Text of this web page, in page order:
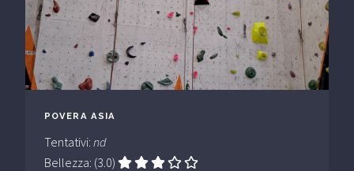
POVERA ASIA
Tentativi: nd
Bellezza: (3.0)